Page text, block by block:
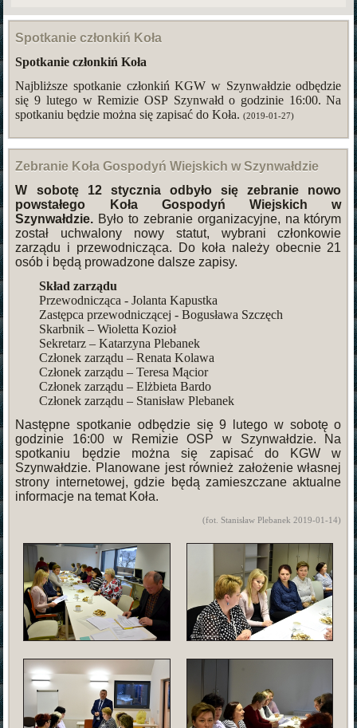
Spotkanie członkiń Koła
Spotkanie członkiń Koła
Najbliższe spotkanie członkiń KGW w Szynwałdzie odbędzie
się 9 lutego w Remizie OSP Szynwałd o godzinie 16:00. Na
spotkaniu będzie możnasię zapisać do Koła.(2019-01-27)
Zebranie Koła Gospodyń Wiejskich w Szynwałdzie
W sobotę 12 stycznia odbyło się zebranie nowo
powstałego Koła Gospodyń Wiejskich w
Szynwałdzie. Było to zebranie organizacyjne, na którym
został uchwalony nowy statut, wybrani członkowie
zarządu i przewodnicząca. Do koła należy obecnie 21
osób i będą prowadzone dalsze zapisy.
Skład zarządu
Przewodnicząca - Jolanta Kapustka
Zastępca przewodniczącej - Bogusława Szczęch
Skarbnik – Wioletta Kozioł
Sekretarz – Katarzyna Plebanek
Członek zarządu – Renata Kolawa
Członek zarządu – Teresa Mącior
Członek zarządu – Elżbieta Bardo
Członek zarządu – Stanisław Plebanek
Następne spotkanie odbędzie się 9 lutego w sobotę o
godzinie 16:00 w Remizie OSP w Szynwałdzie. Na
spotkaniu będzie można się zapisać do KGW w
Szynwałdzie. Planowane jest również założenie własnej
strony internetowej, gdzie będą zamieszczane aktualne
informacje na temat Koła.
(fot. Stanisław Plebanek 2019-01-14)